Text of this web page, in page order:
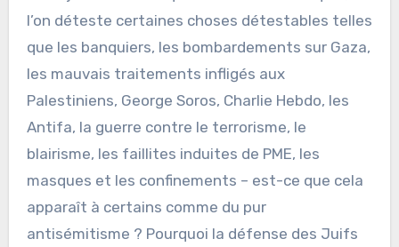
l’on déteste certaines choses détestables telles
que les banquiers, les bombardements sur Gaza,
les mauvais traitements infligés aux
Palestiniens, George Soros, Charlie Hebdo, les
Antifa, la guerre contre le terrorisme, le
blairisme, les faillites induites de PME, les
masques et les confinements – est-ce que cela
apparaît à certains comme du pur
antisémitisme ? Pourquoi la défense des Juifs